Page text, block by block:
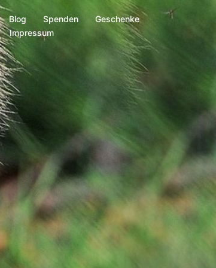
Blog Spenden
Geschenke
Impressum